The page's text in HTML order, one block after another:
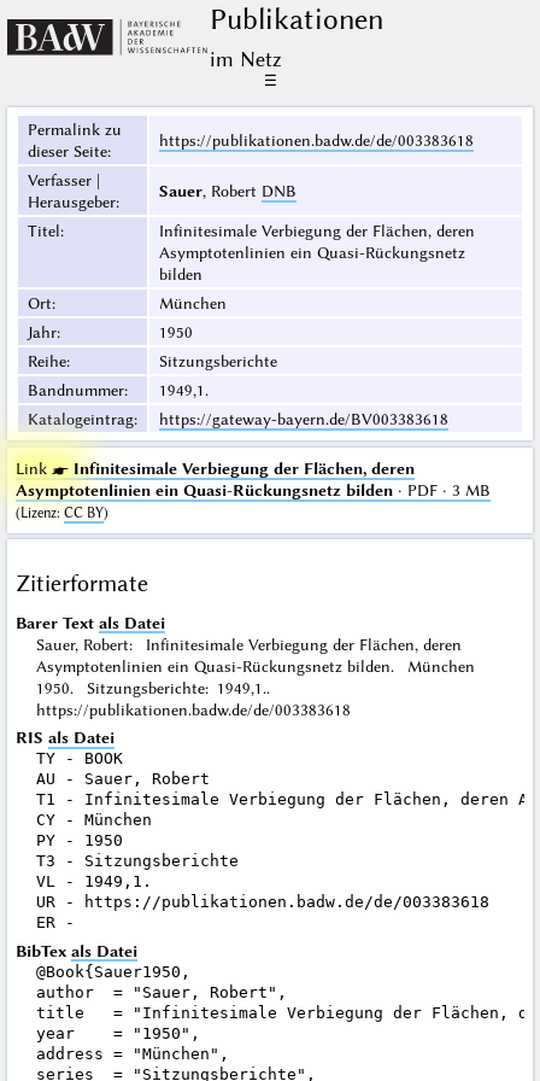
Publikationen
im Netz
☰
Permalink zu
dieser Seite:
https://publikationen.badw.de/de/003383618
Verfasser |
Herausgeber:
Sauer, Robert DNB
Titel:
Infinitesimale Verbiegung der Flächen, deren
Asymptotenlinien ein Quasi-Rückungsnetz
bilden
Ort:
München
Jahr:
1950
Reihe:
Sitzungsberichte
Bandnummer:
1949,1.
Katalogeintrag: https://gateway-bayern.de/BV003383618
Link ☛ Infinitesimale Verbiegung der Flächen, deren
Asymptotenlinien ein Quasi-Rückungsnetz bilden· PDF · 3 MB
(Lizenz: CC BY)
Zitierformate
Barer Text als Datei
Sauer, Robert: Infinitesimale Verbiegung der Flächen, deren
Asymptotenlinien ein Quasi-Rückungsnetz bilden. München
1950. Sitzungsberichte: 1949,1..
https://publikationen.badw.de/de/003383618
RIS als Datei
TY - BOOK
AU - Sauer, Robert
T1 - Infinitesimale Verbiegung der Flächen, deren
CY - München
PY - 1950
T3 - Sitzungsberichte
VL - 1949,1.
UR - https://publikationen.badw.de/de/003383618
BibTex als Datei
@Book{Sauer1950,
author  = "Sauer, Robert",
title   = "Infinitesimale Verbiegung der Flächen,
year    = "1950",
address = "München",
series  = "Sitzungsberichte",